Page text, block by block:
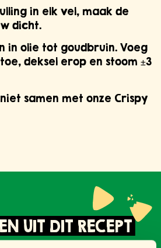
in elk vel, maak de
dicht.
in olie tot goudbruin. Voeg
deksel erop en stoom ±3
samen met onze Crispy
UIT DIT RECEPT